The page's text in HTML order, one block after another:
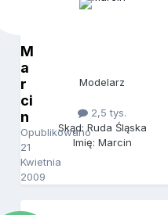
M
a
r
ci
n
Opublikowano
21
Kwietnia
2009
Modelarz
2,5 tys.
Skąd: Ruda Śląska
Imię: Marcin